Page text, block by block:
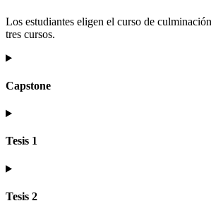
Los estudiantes eligen el curso de
tres cursos.
Capstone
Tesis 1
Tesis 2